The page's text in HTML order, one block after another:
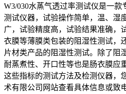
W3/030水蒸气透过率测试仪是一款
测试仪器，试验操作简单，温、湿
广，试验精度高，试验结果准确，
衣膜等薄膜类包装的阻湿性测试，
片材类产品的阻湿性测试。除了阻
耐蒸煮性、开口性等也是肠衣膜应
这些指标的测试方法及检测仪器，
术有限公司网站查看具体信息或致